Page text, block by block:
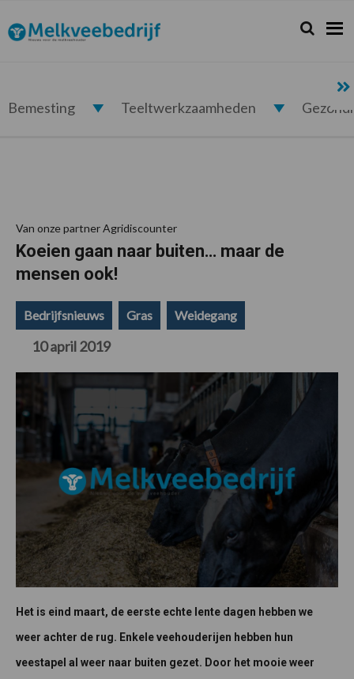
de
hoofdnavigatie
de
hoofd
de
eerste
de
voettekst
Melkveebedrijf.nl Zoeken...
Zoek
Bemesting Teeltwerkzaamheden
Van onze partner Agridiscounter
Koeien gaan naar buiten… maar de
mensen ook!
Bedrijfsnieuws Gras Weidegang
10 april 2019
Het is eind maart, de eerste echte lente dagen hebben we
weer achter de rug. Enkele veehouderijen hebben hun
veestapel al weer naar buiten gezet. Door het mooie weer